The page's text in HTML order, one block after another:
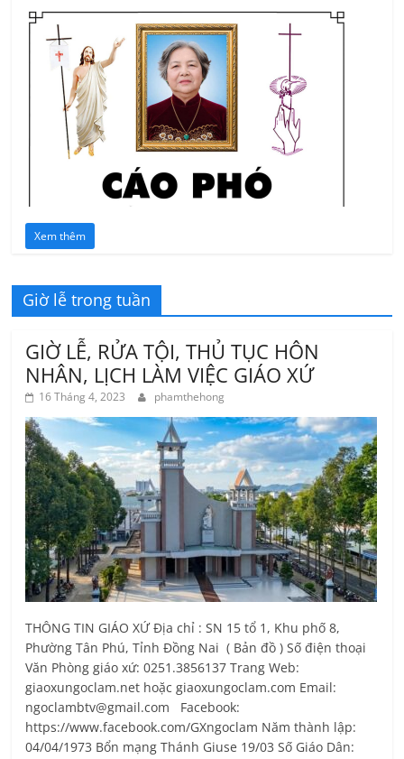
Xem thêm
Giờ lễ trong tuần
GIỜ LỄ, RỬA TỘI, THỦ TỤC HÔN
NHÂN, LỊCH LÀM VIỆC GIÁO XỨ
16 Tháng 4, 2023 phamthehong
THÔNG TIN GIÁO XỨ Địa chỉ : SN 15 tổ 1, Khu phố 8,
Phường Tân Phú, Tỉnh Ðồng Nai ( Bản đồ ) Số điện thoại
Văn Phòng giáo xứ: 0251.3856137 Trang Web:
giaoxungoclam.net hoặc giaoxungoclam.com Email:
ngoclambtv@gmail.com Facebook:
https://www.facebook.com/GXngoclam Năm thành lập:
04/04/1973 Bổn mạng Thánh Giuse 19/03 Số Giáo Dân: